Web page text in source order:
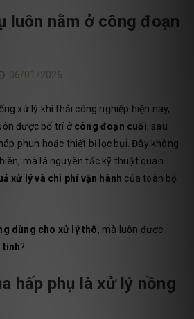
luôn nằm ở công đoạn
06/01/2026
xử lý khí thải công nghiệp hiện nay,
được bố trí ở công đoạn cuối, sau
phun hoặc thiết bị lọc bụi. Đây không
mà là nguyên tắc kỹ thuật quan
xử lý và chi phí vận hành của toàn bộ
dùng cho xử lý thô, mà luôn được
tinh?
hấp phụ là xử lý nồng